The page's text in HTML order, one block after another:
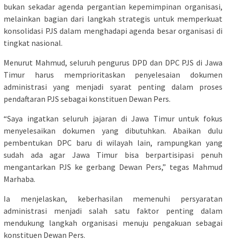
bukan sekadar agenda pergantian kepemimpinan organisasi,
melainkan bagian dari langkah strategis untuk memperkuat
konsolidasi PJS dalam menghadapi agenda besar organisasi di
tingkat nasional.
Menurut Mahmud, seluruh pengurus DPD dan DPC PJS di Jawa
Timur harus memprioritaskan penyelesaian dokumen
administrasi yang menjadi syarat penting dalam proses
pendaftaran PJS sebagai konstituen Dewan Pers.
“Saya ingatkan seluruh jajaran di Jawa Timur untuk fokus
menyelesaikan dokumen yang dibutuhkan. Abaikan dulu
pembentukan DPC baru di wilayah lain, rampungkan yang
sudah ada agar Jawa Timur bisa berpartisipasi penuh
mengantarkan PJS ke gerbang Dewan Pers,” tegas Mahmud
Marhaba.
Ia menjelaskan, keberhasilan memenuhi persyaratan
administrasi menjadi salah satu faktor penting dalam
mendukung langkah organisasi menuju pengakuan sebagai
konstituen Dewan Pers.